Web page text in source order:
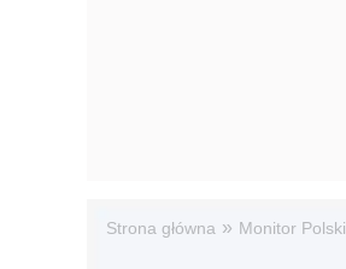
Strona główna » Monitor Polski